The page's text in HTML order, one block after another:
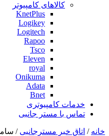
کالاهای کامپیوتر
KnetPlus
Logikey
Logitech
Rapoo
Tsco
Eleven
royal
Onikuma
Adata
Bnet
خدمات کامپیوتری
تماس با مستر جانبی
خانه / اتاق خبر مسترجانبی /